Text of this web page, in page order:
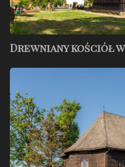
Drewniany kościół
Drewniany
w
Ustroniu